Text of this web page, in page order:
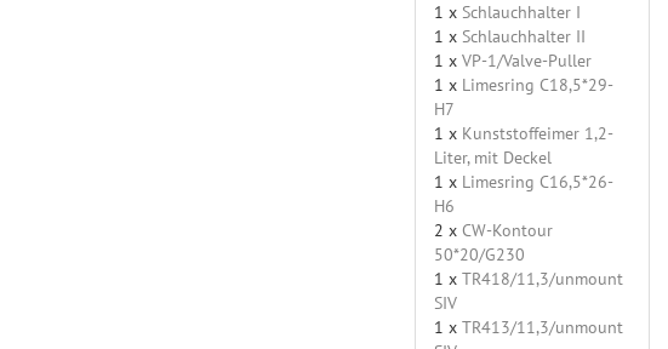
1 x Schlauchhalter I
1 x Schlauchhalter II
1 x VP-1/Valve-Puller
1 x Limesring C18,5*29-
H7
1 x Kunststoffeimer 1,2-
Liter, mit Deckel
1 x Limesring C16,5*26-
H6
2 x CW-Kontour
50*20/G230
1 x TR418/11,3/unmount
SIV
1 x TR413/11,3/unmount